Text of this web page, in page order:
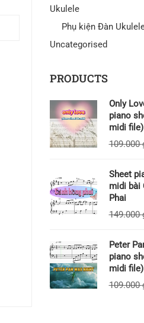
Ukulele
Phụ kiện Đàn
Uncategorised
PRODUCTS
Only
piano
midi file)
109.000
Sheet
midi bài
Phai
149.000
Peter
piano
midi file)
109.000